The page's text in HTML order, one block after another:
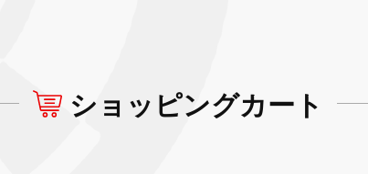
ショッピングカート